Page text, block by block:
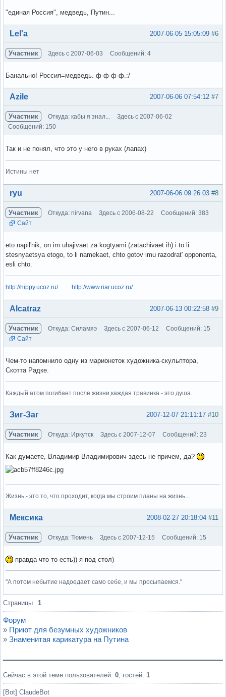
"единая Россия", медведь, Путин...
Вне форума #6
2007-06-05 15:05:09
Lel'a
Участник Здесь с 2007-06-03 Сообщений: 4
Банально! Россия=медведь. ф-ф-ф-ф.:/
Вне форума #7
2007-06-06 07:54:12
Azile
Участник Откуда: кабы я знал...
Здесь с 2007-06-02
Сообщений: 150
Так и не понял, что это у него в руках (лапах)
Истины нет
Вне форума #8
2007-06-06 09:26:03
ryu
Участник Откуда: nirvana Здесь с 2006-08-22
Сообщений: 383
Сайт
eto napil'nik, on im uhajivaet za kogtyami (zatachivaet ih) i to li
stesnyaetsya etogo, to li namekaet, chto gotov imu razodrat' opponenta,
esli chto.
http://hippy.ucoz.ru/ http://www.riar.ucoz.ru/
Вне форума #9
2007-06-13 00:22:58
Alcatraz
Участник Откуда: Силамяэ Здесь с 2007-06-12
Сообщений: 15
Сайт
Чем-то напомнило одну из марионеток художника-скульптора,
Скотта Радке.
Каждый атом погибает после жизни,каждая травинка - это душа.
Вне форума #10
2007-12-07 21:11:17
Зиг-Заг
Участник Откуда: Иркутск Здесь с 2007-12-07 Сообщений: 23
Как думаете, Владимир Владимирович здесь не причем, да?
Жизнь - это то, что проходит, когда мы строим планы на жизнь...
Вне форума #11
2008-02-27 20:18:04
Мексика
Участник Откуда: Тюмень Здесь с 2007-12-15 Сообщений: 15
правда что то есть)) я под стол)
"А потом небытие надоедает само себе, и мы просыпаемся."
Вне форума
Страницы 1
Форум
» Приют для безумных художников
» Знаменитая карикатура на Путина
Сейчас в этой теме пользователей: 0, гостей: 1
[Bot] ClaudeBot